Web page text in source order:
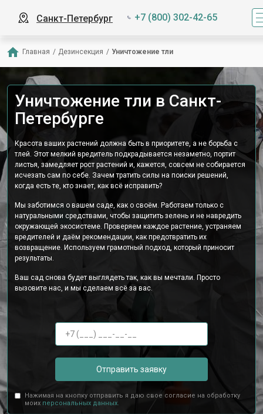
Санкт-Петербург +7 (800) 302-42-65
Главная / Дезинсекция / Уничтожение тли
Уничтожение тли в Санкт-
Петербурге
Красота ваших растений должна быть в приоритете, а не борьба с
тлей. Этот мелкий вредитель подкрадывается незаметно, портит
листья, замедляет рост растений и, кажется, совсем не собирается
исчезать сам по себе. Зачем тратить силы на поиски решений,
когда есть те, кто знает, как всё исправить?
Мы заботимся о вашем саде, как о своём. Работаем только с
натуральными средствами, чтобы защитить зелень и не навредить
окружающей экосистеме. Проверяем каждое растение, устраняем
вредителей и даём рекомендации, как предотвратить их
возвращение. Используем грамотный подход, который приносит
результаты.
Ваш сад снова будет выглядеть так, как вы мечтали. Просто
вызовите нас, и мы сделаем всё за вас.
Отправить заявку
Нажимая на кнопку отправить я даю свое согласие на обработку
моих персональных данных.